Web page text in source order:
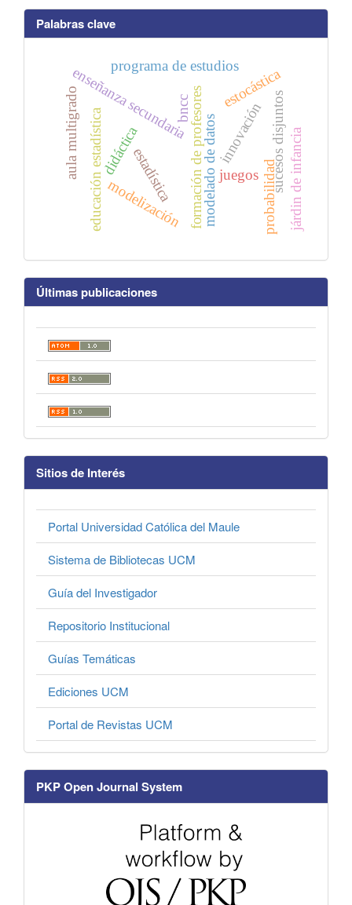
Palabras clave
estadística formación de profesores
enseñanza secundaria
programa de estudios
educación estadística bncc
modelado de datos juegos probabilidad
sucesos disjuntos
didáctica
estocástica
innovación
modelización
aula multigrado járdin de infancia
Últimas publicaciones
Sitios de Interés
Portal Universidad Católica del Maule
Sistema de Bibliotecas UCM
Guía del Investigador
Repositorio Institucional
Guías Temáticas
Ediciones UCM
Portal de Revistas UCM
PKP Open Journal System